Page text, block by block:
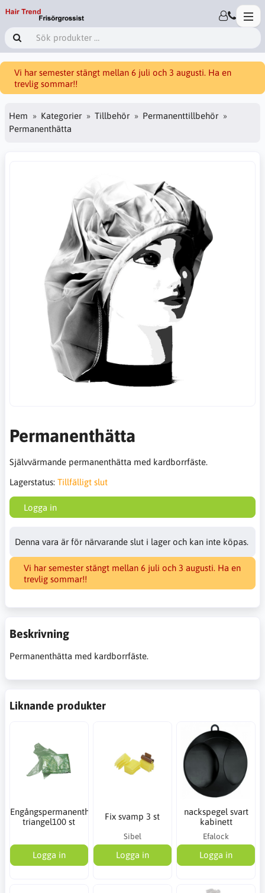
Vi har semester stängt mellan 6 juli och 3 augusti. Ha en
trevlig sommar!!
Hem Kategorier Tillbehör
Permanenttillbehör
Permanenthätta
Permanenthätta
Självvärmande permanenthätta med kardborrfäste.
Lagerstatus: Tillfälligt slut
Logga in
Denna vara är för närvarande slut i lager och kan inte köpas.
Vi har semester stängt mellan 6 juli och 3 augusti. Ha en
trevlig sommar!!
Beskrivning
Permanenthätta med kardborrfäste.
Liknande produkter
Engångspermanenthätta
triangel100 st
Logga in
Fix svamp 3 st
Sibel
Logga in
nackspegel svart
kabinett
Efalock
Logga in